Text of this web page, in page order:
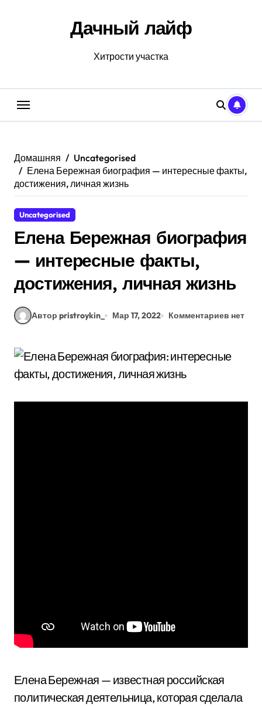
Дачный лайф
Хитрости участка
Домашняя
Uncategorised
Елена Бережная биография — интересные факты,
достижения, личная жизнь
Uncategorised
Елена Бережная биография
— интересные факты,
достижения, личная жизнь
Автор pristroykin_ Мар 17, 2022 Комментариев нет
Елена Бережная — известная российская
политическая деятельница, которая сделала